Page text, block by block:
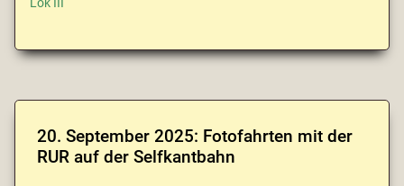
Lok III
20. September 2025: Fotofahrten mit der
RUR auf der Selfkantbahn